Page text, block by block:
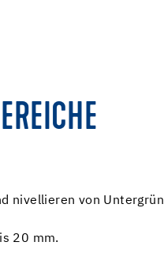
nivellieren von
20 mm.